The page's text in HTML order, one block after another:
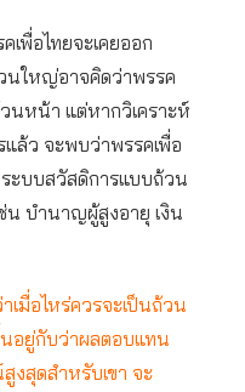
เพื่อไทยจะเคยออก
นใหญ่อาจคิดว่าพรรค
นหน้า แต่หากวิเคราะห์
แล้ว จะพบว่าพรรคเพื่อ
ะบบสวัสดิการแบบถ้วน
น บำนาญผู้สูงอายุ เงิน
เมื่อไหร่ควรจะเป็นถ้วน
นอยู่กับว่าผลตอบแทน
งสุดสำหรับเขา จะ